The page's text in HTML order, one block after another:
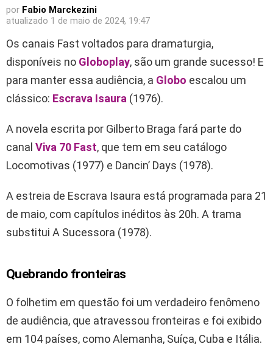
por Fabio Marckezini
atualizado 1 de maio de 2024, 19:47
Os canais Fast voltados para dramaturgia,
disponíveis no Globoplay, são um grande sucesso! E
para manter essa audiência, a Globo escalou um
clássico: Escrava Isaura (1976).
A novela escrita por Gilberto Braga fará parte do
canal Viva 70 Fast, que tem em seu catálogo
Locomotivas (1977) e Dancin’ Days (1978).
A estreia de Escrava Isaura está programada para 21
de maio, com capítulos inéditos às 20h. A trama
substitui A Sucessora (1978).
Quebrando fronteiras
O folhetim em questão foi um verdadeiro fenômeno
de audiência, que atravessou fronteiras e foi exibido
em 104 países, como Alemanha, Suíça, Cuba e Itália.